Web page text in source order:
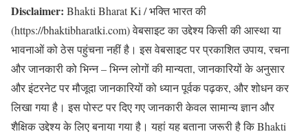
Disclaimer: Bhakti Bharat Ki / भक्ति भारत की
(https://bhaktibharatki.com) वेबसाइट का उद्देश्य किसी की आस्था या
भावनाओं को ठेस पहुंचना नहीं है। इस वेबसाइट पर प्रकाशित उपाय, रचना
और जानकारी को भिन्न – भिन्न लोगों की मान्यता, जानकारियों के अनुसार
और इंटरनेट पर मौजूदा जानकारियों को ध्यान पूर्वक पढ़कर, और शोधन कर
लिखा गया है। इस पोस्ट पर दिए गए जानकारी केवल सामान्य ज्ञान और
शैक्षिक उद्देश्य के लिए बनाया गया है। यहां यह बताना जरूरी है कि Bhakti